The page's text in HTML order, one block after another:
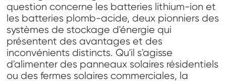
question concerne les batteries lithium-ion et
les batteries plomb-acide, deux pionniers des
systèmes de stockage d'énergie qui
présentent des avantages et des
inconvénients distincts. Qu'il s'agisse
d'alimenter des panneaux solaires résidentiels
ou des fermes solaires commerciales, la